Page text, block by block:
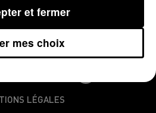
LÉGALES
mes choix
et fermer